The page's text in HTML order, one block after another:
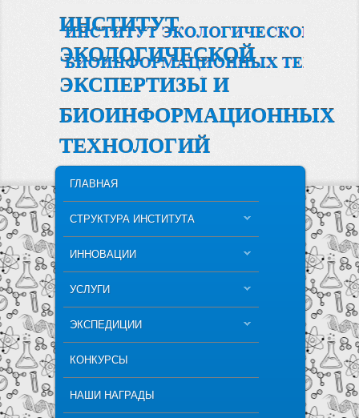
ИНСТИТУТ
ЭКОЛОГИЧЕСКОЙ
ЭКСПЕРТИЗЫ И
БИОИНФОРМАЦИОННЫХ
ТЕХНОЛОГИЙ
SKIP TO PRIMARY CONTENT
SKIP TO SECONDARY CONTENT
ГЛАВНАЯ
СТРУКТУРА ИНСТИТУТА
ИННОВАЦИИ
УСЛУГИ
ЭКСПЕДИЦИИ
КОНКУРСЫ
НАШИ НАГРАДЫ